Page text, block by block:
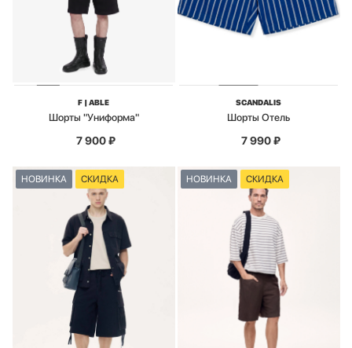
F | ABLE
Шорты "Униформа"
7 900₽
SCANDALIS
Шорты Отель
7 990₽
НОВИНКА СКИДКА НОВИНКА СКИДКА